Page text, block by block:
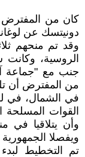
دونيتسك عن
وقد تم منحهم
من المفترض أن
في الشمال، في
القوات المسلحة
وأن يتلاقيا
ويفصلا
تم التخطيط